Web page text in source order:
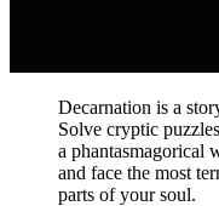
Decarnation is a
Solve cryptic
a phantasmagorical
and face the most
parts of your soul.